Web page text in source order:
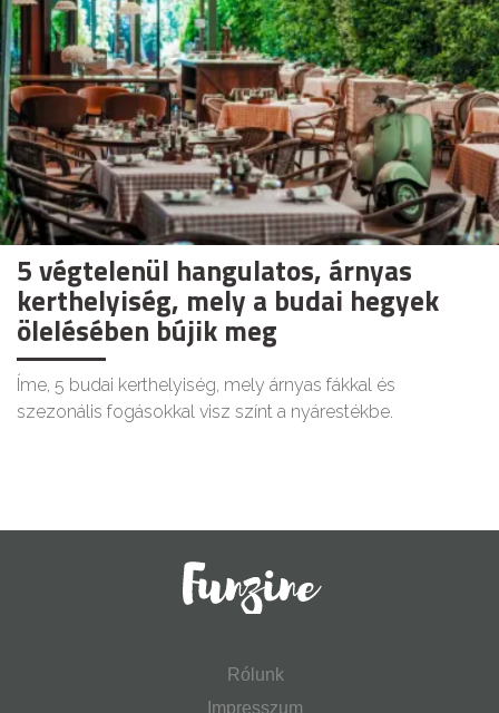
5 végtelenül hangulatos, árnyas
kerthelyiség, mely a budai hegyek
ölelésében bújik meg
Íme, 5 budai kerthelyiség, mely árnyas fákkal és
szezonális fogásokkal visz színt a nyárestékbe.
Rólunk
Impresszum